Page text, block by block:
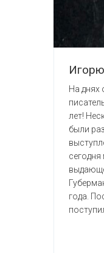
На днях
лет!
были
года.
поступил